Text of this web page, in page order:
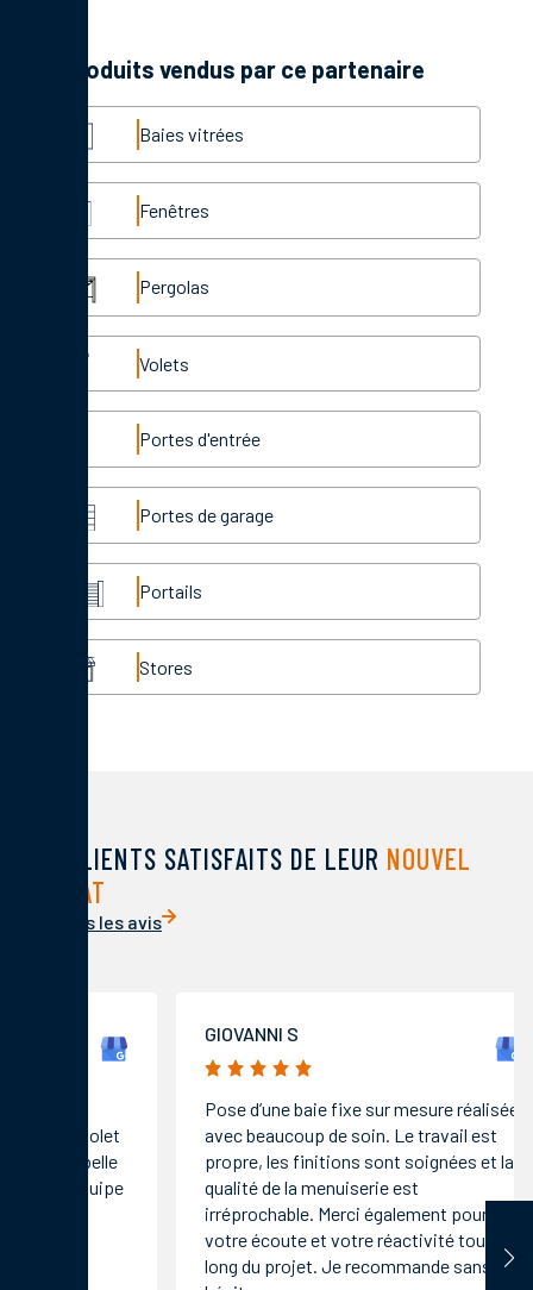
Les produits vendus par ce partenaire
Baies vitrées
Fenêtres
Pergolas
Volets
Portes d'entrée
Portes de garage
Portails
Stores
DES CLIENTS SATISFAITS DE LEUR NOUVEL
HABITAT
Voir tous les avis
GIOVANNI S
Pose d’une baie fixe sur mesure réalisée
avec beaucoup de soin. Le travail est
propre, les finitions sont soignées et la
qualité de la menuiserie est
irréprochable. Merci également pour
votre écoute et votre réactivité tout au
long du projet. Je recommande sans
CECILE
Bonne
bien
finitions